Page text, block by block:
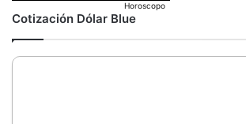
Horoscopo
Cotización Dólar Blue